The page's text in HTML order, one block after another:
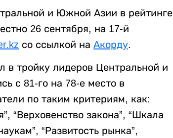
и Южной Азии в рейтинге
26 сентября, на 17-й
со ссылкой на Акорду.
в тройку лидеров Центральной и
с 81-го на 78-е место в
по таким критериям, как:
“Верховенство закона”, “Шкала
“Развитость рынка”,